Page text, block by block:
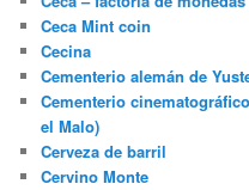
Ceca Mint coin
Cecina
Cementerio alemán de
Cementerio
el Malo)
Cerveza de barril
Cervino Monte